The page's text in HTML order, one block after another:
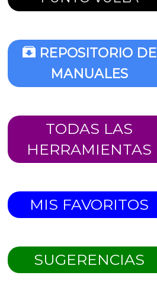
REPOSITORIO DE
MANUALES
TODAS LAS
HERRAMIENTAS
MIS FAVORITOS
SUGERENCIAS